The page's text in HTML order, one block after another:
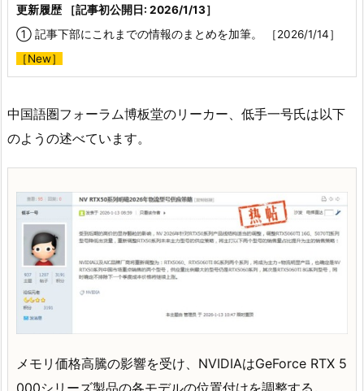
更新履歴 ［記事初公開日: 2026/1/13］
① 記事下部にこれまでの情報のまとめを加筆。 ［2026/1/14］
［New］
中国語圏フォーラム博板堂のリーカー、低手一号氏は以下
のようの述べています。
メモリ価格高騰の影響を受け、NVIDIAはGeForce RTX 5